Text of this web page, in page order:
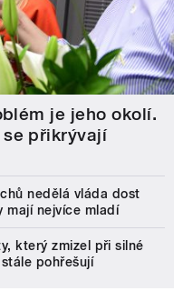
je jeho okolí.
se přikrývají
nedělá vláda dost
mají nejvíce mladí
který zmizel při silné
pohřešují